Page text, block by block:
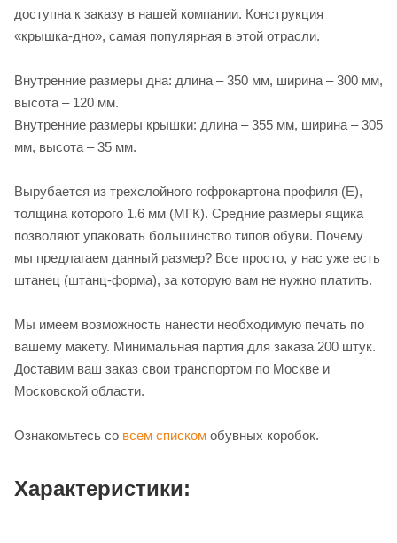
доступна к заказу в нашей компании. Конструкция
«крышка-дно», самая популярная в этой отрасли.
Внутренние размеры дна: длина – 350 мм, ширина – 300 мм,
высота – 120 мм.
Внутренние размеры крышки: длина – 355 мм, ширина – 305
мм, высота – 35 мм.
Вырубается из трехслойного гофрокартона профиля (Е),
толщина которого 1.6 мм (МГК). Средние размеры ящика
позволяют упаковать большинство типов обуви. Почему
мы предлагаем данный размер? Все просто, у нас уже есть
штанец (штанц-форма), за которую вам не нужно платить.
Мы имеем возможность нанести необходимую печать по
вашему макету. Минимальная партия для заказа 200 штук.
Доставим ваш заказ свои транспортом по Москве и
Московской области.
Ознакомьтесь со всем списком обувных коробок.
Характеристики: